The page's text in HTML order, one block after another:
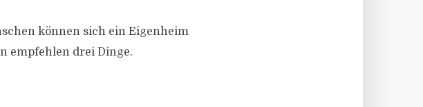
können sich ein Eigenheim
empfehlen drei Dinge.